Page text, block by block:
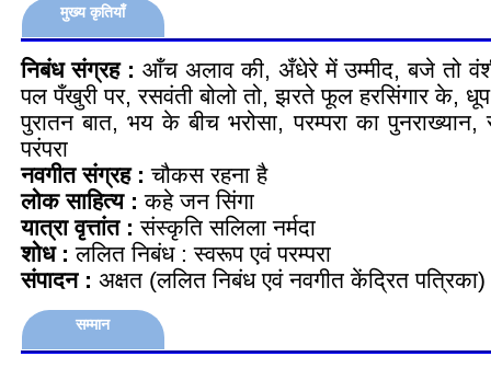
मुख्य कृतियाँ
निबंध संग्रह : आँच अलाव की, अँधेरे में उम्मीद, बजे तो
पल पँखुरी पर, रसवंती बोलो तो, झरते फूल हरसिंगार के,
पुरातन बात, भय के बीच भरोसा, परम्परा का
परंपरा
नवगीत संग्रह :चौकस रहना है
लोक साहित्य :कहे जन सिंगा
यात्रा वृत्तांत : संस्कृति सलिला नर्मदा
शोध :ललित निबंध : स्वरूप एवं परम्परा
संपादन : अक्षत (ललित निबंध एवं नवगीत केंद्रित पत्रिका)
सम्मान